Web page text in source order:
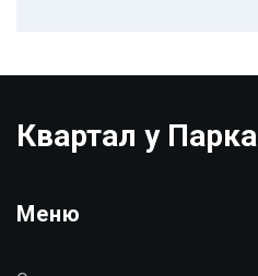
Квартал у Парка
Меню